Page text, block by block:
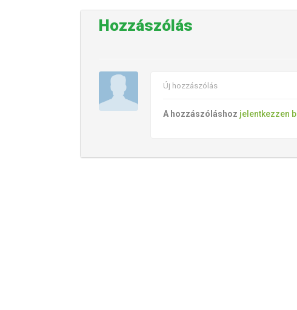
Hozzászólás
Új hozzászólás
A hozzászóláshoz jelentkezzen